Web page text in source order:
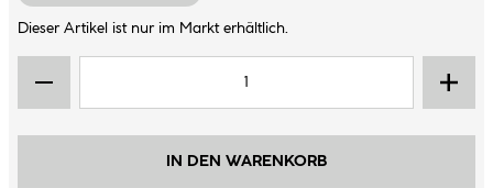
Dieser Artikel ist nur im Markt erhältlich.
IN DEN WARENKORB